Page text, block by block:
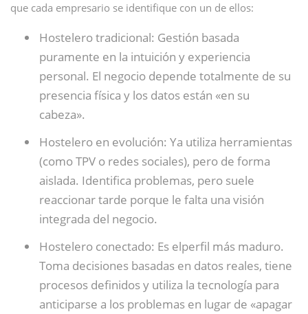
que cada empresario se identifique con un de ellos:
Hostelero tradicional: Gestión basada
puramente en la intuición y experiencia
personal. El negocio depende totalmente de su
presencia física y los datos están «en su
cabeza».
Hostelero en evolución: Ya utiliza herramientas
(como TPV o redes sociales), pero de forma
aislada. Identifica problemas, pero suele
reaccionar tarde porque le falta una visión
integrada del negocio.
Hostelero conectado: Es elperfil más maduro.
Toma decisiones basadas en datos reales, tiene
procesos definidos y utiliza la tecnología para
anticiparse a los problemas en lugar de «apagar